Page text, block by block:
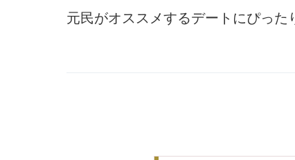
元民がオススメするデートにぴった